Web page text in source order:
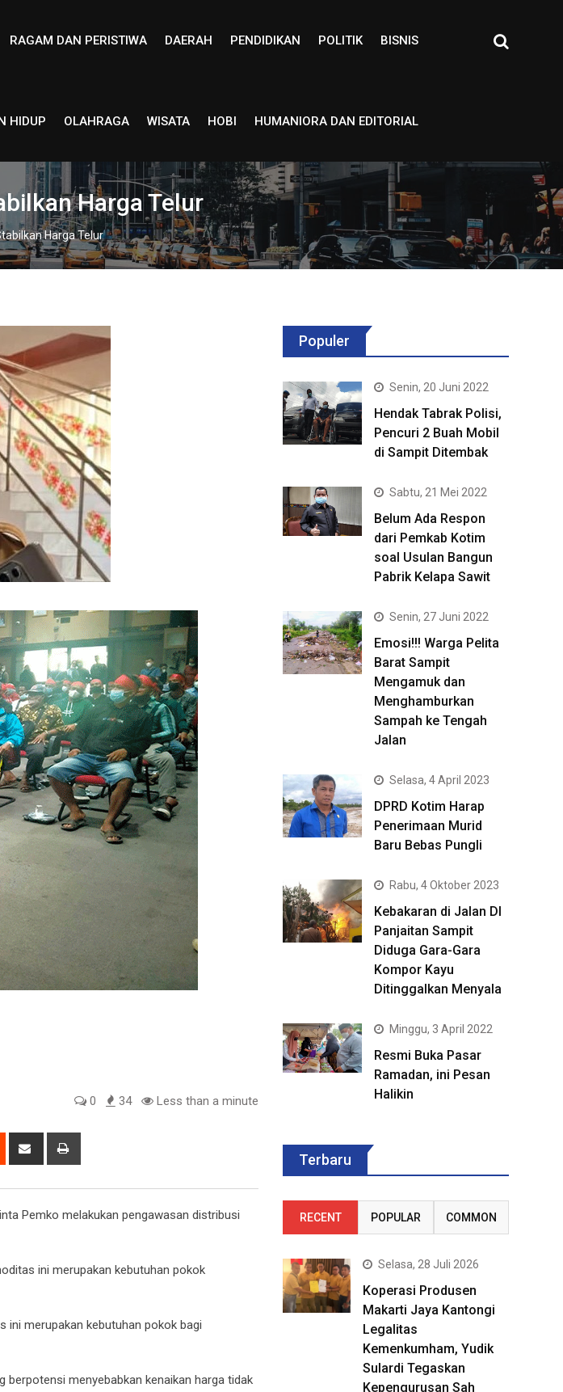
RAGAM DAN PERISTIWA DAERAH PENDIDIKAN POLITIK BISNIS
HIDUP OLAHRAGA WISATA HOBI HUMANIORA DAN EDITORIAL
Harga Telur
Harga Telur
0 34 Less than a minute
Reddit
Share
Pemko melakukan pengawasan distribusi
ini merupakan kebutuhan pokok
ini merupakan kebutuhan pokok bagi
berpotensi menyebabkan kenaikan harga tidak
Populer
Senin, 20 Juni 2022
Hendak Tabrak Polisi,
Pencuri 2 Buah Mobil
di Sampit Ditembak
Sabtu, 21 Mei 2022
Belum Ada Respon
dari Pemkab Kotim
soal Usulan Bangun
Pabrik Kelapa Sawit
Senin, 27 Juni 2022
Emosi!!! Warga Pelita
Barat Sampit
Mengamuk dan
Menghamburkan
Sampah ke Tengah
Jalan
Selasa, 4 April 2023
DPRD Kotim Harap
Penerimaan Murid
Baru Bebas Pungli
Rabu, 4 Oktober 2023
Kebakaran di Jalan DI
Panjaitan Sampit
Diduga Gara-Gara
Kompor Kayu
Ditinggalkan Menyala
Minggu, 3 April 2022
Resmi Buka Pasar
Ramadan, ini Pesan
Halikin
Terbaru
RECENT POPULAR COMMON
Selasa, 28 Juli 2026
Koperasi Produsen
Makarti Jaya Kantongi
Legalitas
Kemenkumham, Yudik
Sulardi Tegaskan
Kepengurusan Sah